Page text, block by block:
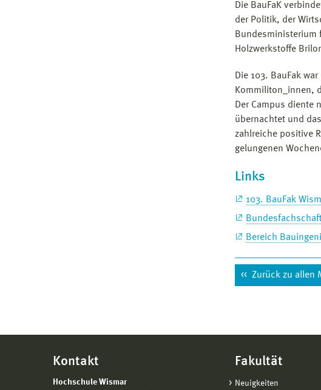
Die BauFaK
der Politik, der
Bundesministerium
Holzwerkstoffe
Die 103. BauFak
Kommiliton_innen,
Der Campus diente
übernachtet und
zahlreiche positive
gelungenen
Links
103. BauFak
Bereich
Zurück zu allen
Kontakt
Hochschule Wismar
Fakultät
Neuigkeiten